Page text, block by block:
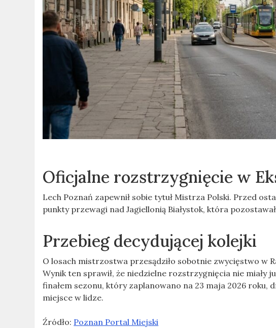
Oficjalne rozstrzygnięcie w
Lech Poznań zapewnił sobie tytuł Mistrza Polski. Przed
punkty przewagi nad Jagiellonią Białystok, która
Przebieg decydującej kolejki
O losach mistrzostwa przesądziło sobotnie zwycięstwo w
Wynik ten sprawił, że niedzielne rozstrzygnięcia nie miały
finałem sezonu, który zaplanowano na 23 maja 2026 roku,
miejsce w lidze.
Źródło: Poznan Portal Miejski